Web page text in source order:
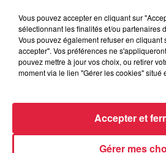
6 août 2026
Au zoo de
avec les
À découvrir également
Vous pouvez accepter en cliquant sur
sélectionnant les finalités et/ou partenaires
Vous pouvez également refuser en cliquant
accepter". Vos préférences ne
pouvez mettre à jour vos choix, ou retirer
moment via le lien "Gérer les cookies" situé
Gérer mes
Accepter et